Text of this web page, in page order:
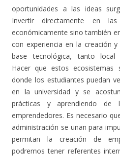
oportunidades a las ideas
Invertir directamente en
económicamente sino también
con experiencia en la creación
base tecnológica, tanto local
Hacer que estos ecosistemas
donde los estudiantes puedan
en la universidad y se
prácticas y aprendiendo
emprendedores. Es necesario
administración se unan para
permitan la creación de
podremos tener referentes